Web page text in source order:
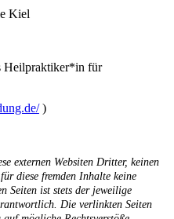
Kiel
Heilpraktiker*in für
)
externen Websiten Dritter, keinen
diese fremden Inhalte keine
Seiten ist stets der jeweilige
Die verlinkten Seiten